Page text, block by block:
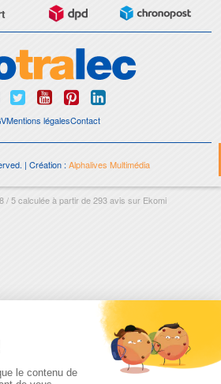
Mentions légalesContact
| Création : Alphalives Multimédia
/5calculée à partir de293avis sur Ekomi